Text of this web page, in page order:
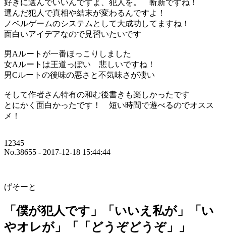
好きに選んでいいんですよ、犯人を。 斬新ですね！
選んだ犯人で真相や結末が変わるんですよ！
ノベルゲームのシステムとして大成功してますね！
面白いアイデアなので見習いたいです
男Aルートが一番ほっこりしました
女Aルートは王道っぽい 悲しいですね！
男Cルートの後味の悪さと不気味さが凄い
そして作者さん特有の和む後書きも楽しかったです
とにかく面白かったです！ 短い時間で遊べるのでオスス
メ！
12345
No.38655 - 2017-12-18 15:44:44
げそーと
「僕が犯人です」「いいえ私が」「い
やオレが」「「どうぞどうぞ」」